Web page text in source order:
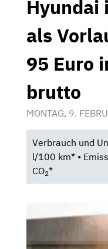
Hyundai
als
95 Euro
brutto
MONTAG, 9.
Verbrauch und
l/100 km* •
CO2*